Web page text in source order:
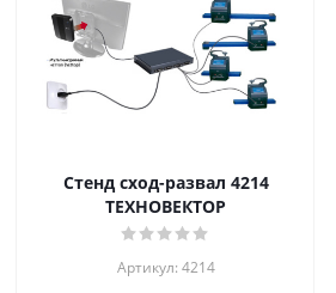
Стенд сход-развал 4214
ТЕХНОВЕКТОР
Артикул: 4214